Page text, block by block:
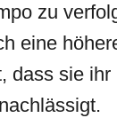
zu
eine
dass sie ihr